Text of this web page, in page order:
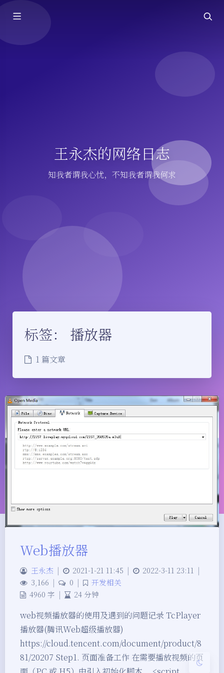
王永杰的网络日志
知我者谓我心忧，不知我者谓我何求
夜间模式
浅阴影 深阴影
关闭 日落 暗化 灰度
标签： 播放器
1 篇文章
Web播放器
王永杰 | 2021-1-21 11:45 | 2022-3-11 23:11 |
3,166 | 0 |
开发相关
4960 字 | 24 分钟
web视频播放器的使用及遇到的问题记录 TcPlayer
播放器(腾讯Web超级播放器)
https://cloud.tencent.com/document/product/8
81/20207 Step1. 页面准备工作 在需要播放视频的页